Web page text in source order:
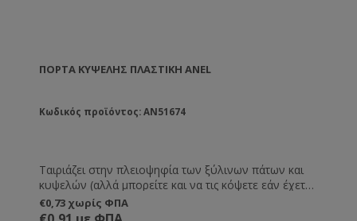
ΠΌΡΤΑ ΚΥΨΈΛΗΣ ΠΛΑΣΤΙΚΉ ANEL
Κωδικός προϊόντος: AN51674
Ταιριάζει στην πλειοψηφία των ξύλινων πάτων και
κυψελών (αλλά μπορείτε και να τις κόψετε εάν έχετε
πιο μικρές εισόδους στις κυψέλες σας). Αντικαθιστά
πλήρως την παραδοσιακή ξύλινη πόρτα, αλλά έχει
€0,73 χωρίς ΦΠΑ